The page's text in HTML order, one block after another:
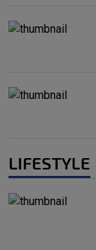
LIFESTYLE